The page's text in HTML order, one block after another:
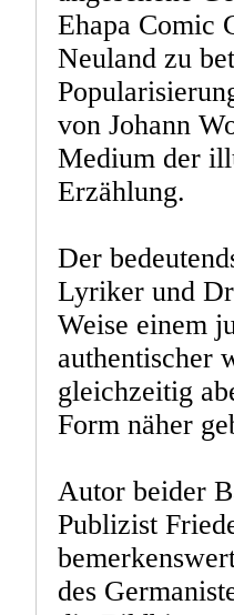
Ehapa Comic
Neuland zu
von Johann
Medium der
Erzählung.
Der
Lyriker und
Weise einem
authentischer
gleichzeitig
Form näher
Autor beider
Publizist
des